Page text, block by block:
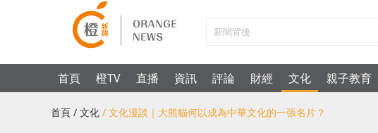
首頁 橙TV 直播 資訊 評論 財經 文化 親子教育
首頁 / 文化 / 文化漫談｜大熊貓何以成為中華文化的一張名片？